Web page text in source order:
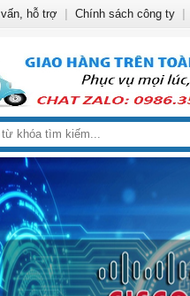
hỗ trợ Chính sách công ty